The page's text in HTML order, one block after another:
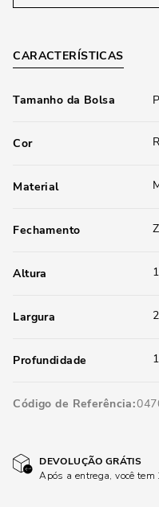
CARACTERÍSTICAS
Tamanho da Bolsa P
Cor
Material
Fechamento
Altura
Largura
Profundidade
Código de Referência
DEVOLUÇÃO GRÁTIS
Após a entrega, você